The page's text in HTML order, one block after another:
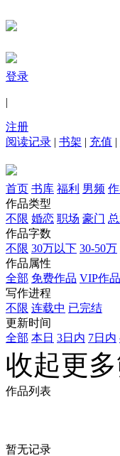
登录
|
注册
阅读记录 | 书架 | 充值 |
首页 书库 福利 男频
作品类型
不限 婚恋 职场 豪门
作品字数
不限 30万以下 30-50万
作品属性
全部 免费作品 VIP作品
写作进程
不限 连载中 已完结
更新时间
全部 本日 3日内 7日内
收起更
作品列表
暂无记录